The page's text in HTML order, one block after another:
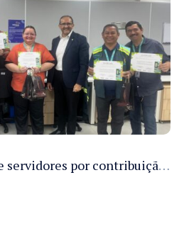
Ageman reconhece servidores por contribuição à sustentabilidade no descarte de resíduos no primeiro semestre de 2026